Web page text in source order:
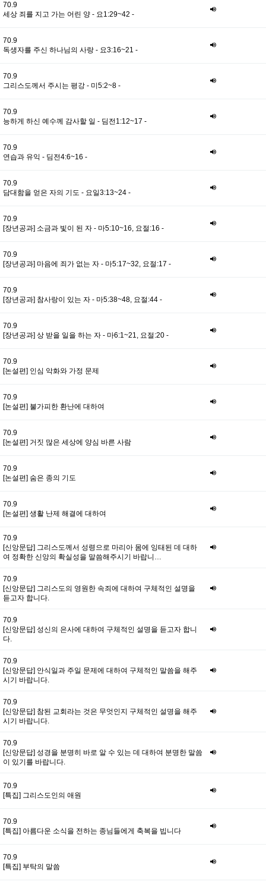
70.9
세상 죄를 지고 가는 어린 양 - 요1:29~42 -
70.9
독생자를 주신 하나님의 사랑 - 요3:16~21 -
70.9
그리스도께서 주시는 평강 - 미5:2~8 -
70.9
능하게 하신 예수께 감사할 일 - 딤전1:12~17 -
70.9
연습과 유익 - 딤전4:6~16 -
70.9
담대함을 얻은 자의 기도 - 요일3:13~24 -
70.9
[장년공과] 소금과 빛이 된 자 - 마5:10~16, 요절:16 -
70.9
[장년공과] 마음에 죄가 없는 자 - 마5:17~32, 요절:17 -
70.9
[장년공과] 참사랑이 있는 자 - 마5:38~48, 요절:44 -
70.9
[장년공과] 상 받을 일을 하는 자 - 마6:1~21, 요절:20 -
70.9
[논설편] 인심 악화와 가정 문제
70.9
[논설편] 불가피한 환난에 대하여
70.9
[논설편] 거짓 많은 세상에 양심 바른 사람
70.9
[논설편] 숨은 종의 기도
70.9
[논설편] 생활 난제 해결에 대하여
70.9
[신앙문답] 그리스도께서 성령으로 마리아 몸에 잉태된 데 대하
여 정확한 신앙의 확실성을 말씀해주시기 바랍니…
70.9
[신앙문답] 그리스도의 영원한 속죄에 대하여 구체적인 설명을
듣고자 합니다.
70.9
[신앙문답] 성신의 은사에 대하여 구체적인 설명을 듣고자 합니
다.
70.9
[신앙문답] 안식일과 주일 문제에 대하여 구체적인 말씀을 해주
시기 바랍니다.
70.9
[신앙문답] 참된 교회라는 것은 무엇인지 구체적인 설명을 해주
시기 바랍니다.
70.9
[신앙문답] 성경을 분명히 바로 알 수 있는 데 대하여 분명한 말씀
이 있기를 바랍니다.
70.9
[특집] 그리스도인의 애원
70.9
[특집] 아름다운 소식을 전하는 종님들에게 축복을 빕니다
70.9
[특집] 부탁의 말씀